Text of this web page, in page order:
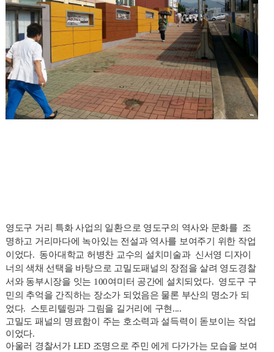
영도구 거리 특화 사업의 일환으로 영도구의 역사와 문화를 조
명하고 거리마다에 녹아있는 전설과 역사를 보여주기 위한 작업
이었다. 동아대학교 허병찬 교수의 설치미술과 신서영 디자이
너의 색채 선택을 바탕으로 고밀도패널의 장점을 살려 영도경찰
서와 동부시장을 잇는 100여미터 공간에 설치되었다. 영도구 구
민의 추억을 간직하는 장소가 되었음은 물론 부산의 명소가 되
었다.
스토리텔링과 그림을 길거리에 구현....
고밀도 패널의 명료함이 주는 호소력과 설득력이 돋보이는 작업
이었다.
아울러 경찰서가 LED 조명으로 주민 에게 다가가는 모습을 보여